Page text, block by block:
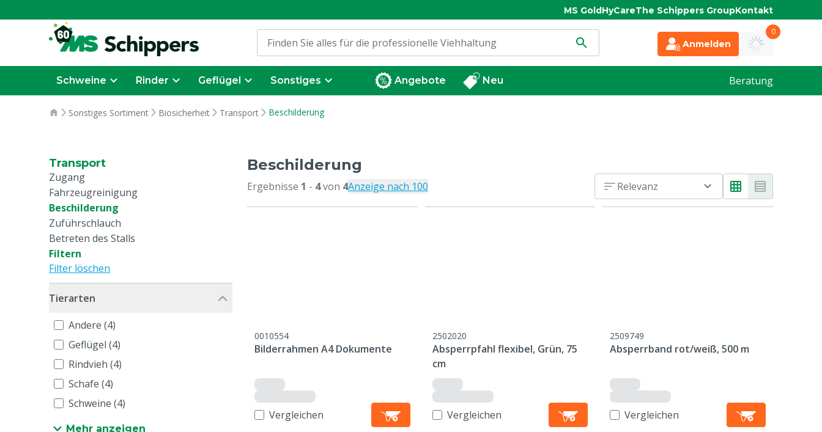
MS GoldHyCareThe Schippers GroupKontakt
Anmelden
0
Schweine Rinder Geflügel Sonstiges Angebote Neu Beratung
Sonstiges Sortiment Biosicherheit Transport Beschilderung
Transport
Zugang
Fahrzeugreinigung
Beschilderung
Zuführschlauch
Betreten des Stalls
Filtern
Filter löschen
Tierarten
Andere (4)
Geflügel (4)
Rindvieh (4)
Schafe (4)
Schweine (4)
Mehr anzeigen
Beschilderung
Ergebnisse 1 - 4von 4Anzeige nach 100 Relevanz
0010554
Bilderrahmen A4 Dokumente
Vergleichen
2502020
Absperrpfahl flexibel, Grün, 75
cm
Vergleichen
2509749
Absperrband rot/weiß, 500 m
Vergleichen